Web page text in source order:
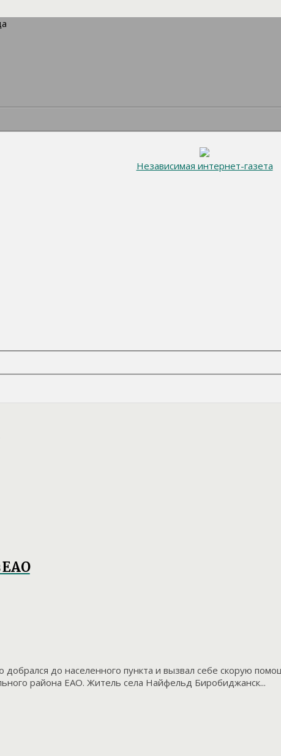
Независимая интернет-газета
ЕАО
добрался до населенного пункта и вызвал себе скорую
района ЕАО. Житель села Найфельд Биробиджанск...